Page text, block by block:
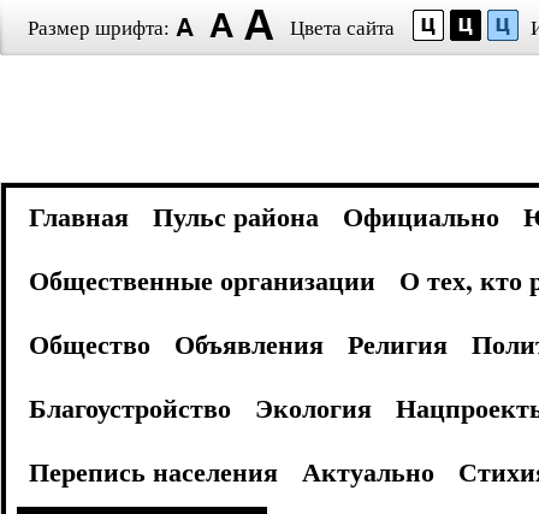
Размер шрифта: Цвета сайта
Главная Пульс района Официально
Общественные организации
О тех, кто
Общество
Объявления Религия
Благоустройство
Экология
Перепись населения
Актуально